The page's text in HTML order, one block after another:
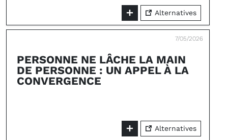
Alternatives
7/05/2026
PERSONNE NE LÂCHE LA MAIN
DE PERSONNE : UN APPEL À LA
CONVERGENCE
Alternatives